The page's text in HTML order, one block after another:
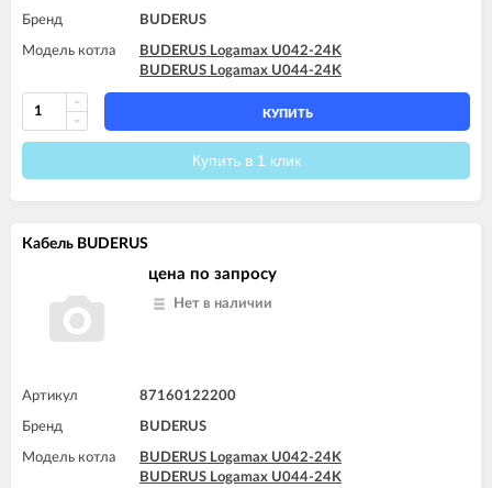
Бренд BUDERUS
Модель котла
BUDERUS Logamax U042-24K
BUDERUS Logamax U044-24K
КУПИТЬ
Купить в 1 клик
Кабель BUDERUS
цена по запросу
Нет в наличии
Артикул 87160122200
Бренд BUDERUS
Модель котла
BUDERUS Logamax U042-24K
BUDERUS Logamax U044-24K